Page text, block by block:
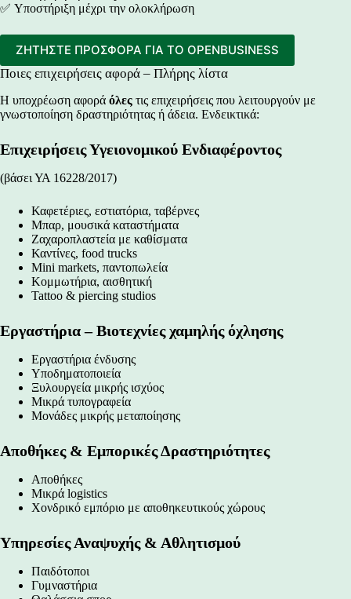
✅ Υποστήριξη μέχρι την ολοκλήρωση
ΖΗΤΗΣΤΕ ΠΡΟΣΦΟΡΑ ΓΙΑ ΤΟ OPENBUSINESS
Ποιες επιχειρήσεις αφορά – Πλήρης λίστα
Η υποχρέωση αφορά όλες τις επιχειρήσεις που λειτουργούν με
γνωστοποίηση δραστηριότητας ή άδεια. Ενδεικτικά:
Επιχειρήσεις Υγειονομικού Ενδιαφέροντος
(βάσει ΥΑ 16228/2017)
Καφετέριες, εστιατόρια, ταβέρνες
Μπαρ, μουσικά καταστήματα
Ζαχαροπλαστεία με καθίσματα
Καντίνες, food trucks
Mini markets, παντοπωλεία
Κομμωτήρια, αισθητική
Tattoo & piercing studios
Εργαστήρια – Βιοτεχνίες χαμηλής όχλησης
Εργαστήρια ένδυσης
Υποδηματοποιεία
Ξυλουργεία μικρής ισχύος
Μικρά τυπογραφεία
Μονάδες μικρής μεταποίησης
Αποθήκες & Εμπορικές Δραστηριότητες
Αποθήκες
Μικρά logistics
Χονδρικό εμπόριο με αποθηκευτικούς χώρους
Υπηρεσίες Αναψυχής & Αθλητισμού
Παιδότοποι
Γυμναστήρια